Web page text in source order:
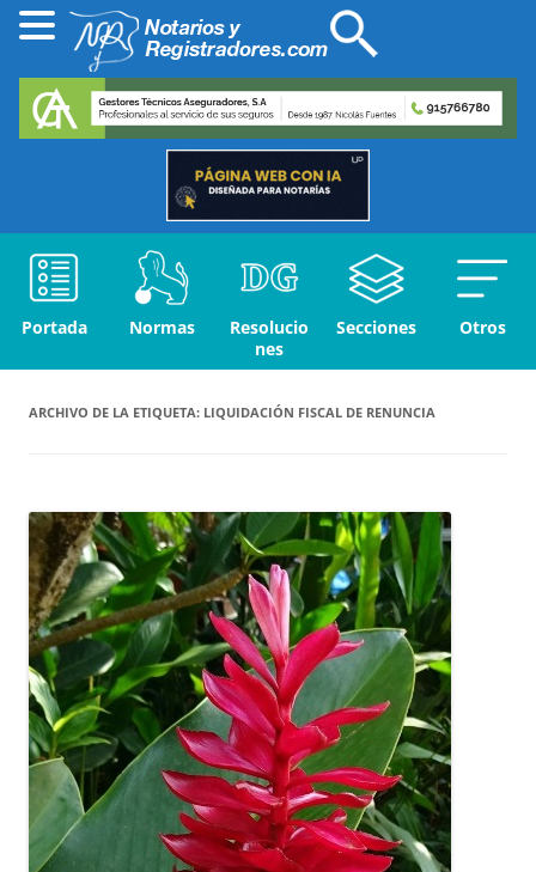
Portada Normas
Resolucio
nes
Secciones Otros
ARCHIVO DE LA ETIQUETA: LIQUIDACIÓN FISCAL DE RENUNCIA